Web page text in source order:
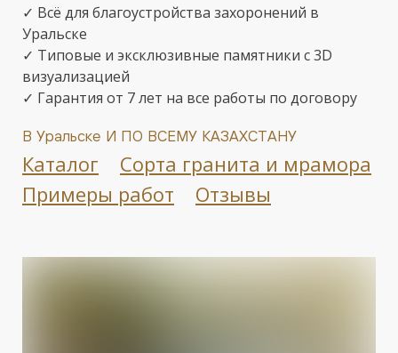
✓ Всё для благоустройства захоронений в
Уральске
✓ Типовые и эксклюзивные памятники с 3D
визуализацией
✓ Гарантия от 7 лет на все работы по договору
В Уральске И ПО ВСЕМУ КАЗАХСТАНУ
Каталог
Сорта гранита и мрамора
Примеры работ
Отзывы